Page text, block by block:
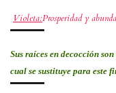
Violeta:Prosperidad y
Sus raíces en decocción
cual se sustituye para este